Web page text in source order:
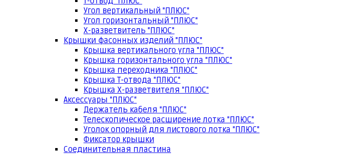
Угол вертикальный "ПЛЮС"
Угол горизонтальный "ПЛЮС"
Х-разветвитель "ПЛЮС"
Крышки фасонных изделий "ПЛЮС"
Крышка вертикального угла "ПЛЮС"
Крышка горизонтального угла "ПЛЮС"
Крышка переходника "ПЛЮС"
Крышка Т-отвода "ПЛЮС"
Крышка Х-разветвителя "ПЛЮС"
Аксессуары "ПЛЮС"
Держатель кабеля "ПЛЮС"
Телескопическое расширение лотка "ПЛЮС"
Уголок опорный для листового лотка "ПЛЮС"
Фиксатор крышки
Соединительная пластина